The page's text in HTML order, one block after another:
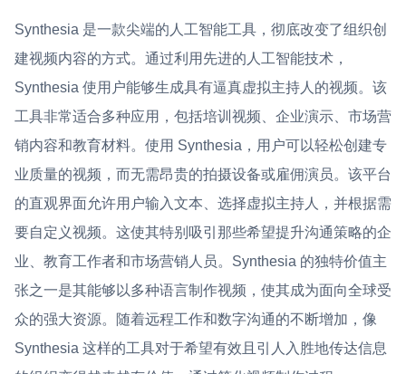
Synthesia 是一款尖端的人工智能工具，彻底改变了组织创
建视频内容的方式。通过利用先进的人工智能技术，
Synthesia 使用户能够生成具有逼真虚拟主持人的视频。该
工具非常适合多种应用，包括培训视频、企业演示、市场营
销内容和教育材料。使用 Synthesia，用户可以轻松创建专
业质量的视频，而无需昂贵的拍摄设备或雇佣演员。该平台
的直观界面允许用户输入文本、选择虚拟主持人，并根据需
要自定义视频。这使其特别吸引那些希望提升沟通策略的企
业、教育工作者和市场营销人员。Synthesia 的独特价值主
张之一是其能够以多种语言制作视频，使其成为面向全球受
众的强大资源。随着远程工作和数字沟通的不断增加，像
Synthesia 这样的工具对于希望有效且引人入胜地传达信息